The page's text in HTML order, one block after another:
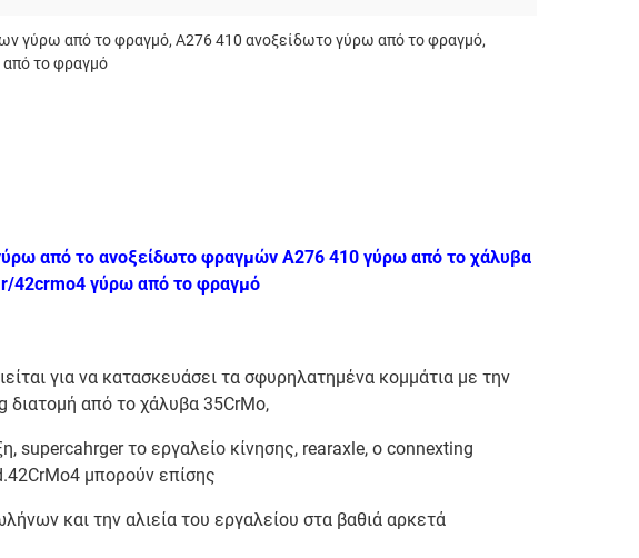
γύρω από το φραγμό, A276 410 ανοξείδωτο γύρω από το φραγμό,
το φραγμό
από το ανοξείδωτο φραγμών A276 410 γύρω από το χάλυβα
42crmo4 γύρω από το φραγμό
για να κατασκευάσει τα σφυρηλατημένα κομμάτια με την
διατομή από το χάλυβα 35CrMo,
supercahrger το εργαλείο κίνησης, rearaxle, ο connexting
μπορούν επίσης
και την αλιεία του εργαλείου στα βαθιά αρκετά